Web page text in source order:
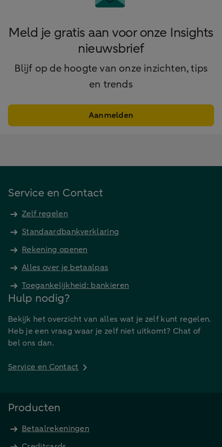
Meld je gratis aan voor onze Insights
nieuwsbrief
Blijf op de hoogte van onze inzichten, tips
en trends
Aanmelden
Service en Contact
Zelf regelen
Standaardbankverklaring
Rekening openen
Alles over je betaalpas
Toegankelijkheid: bankieren
Hulp nodig?
Bekijk het overzicht van alles wat je zelf kunt regelen.
Heb je een vraag waar je zelf niet uitkomt? Chat of
bel ons dan.
Service en Contact
Producten
Betaalrekeningen